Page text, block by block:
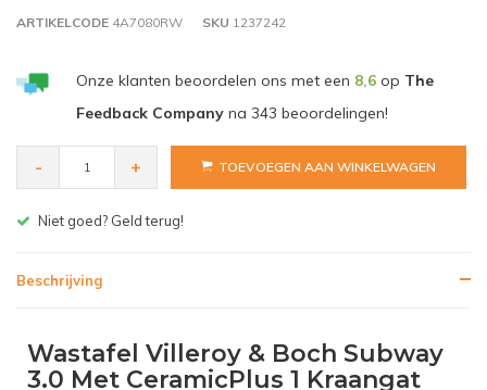
ARTIKELCODE 4A7080RW SKU 1237242
Onze klanten beoordelen ons met een 8,6op The
Feedback Companyna 343 beoordelingen!
- + TOEVOEGEN AAN WINKELWAGEN
Gratis bezorgen v.a. € 150,- (NL)
Beschrijving
Wastafel Villeroy & Boch Subway
3.0 Met CeramicPlus 1 Kraangat